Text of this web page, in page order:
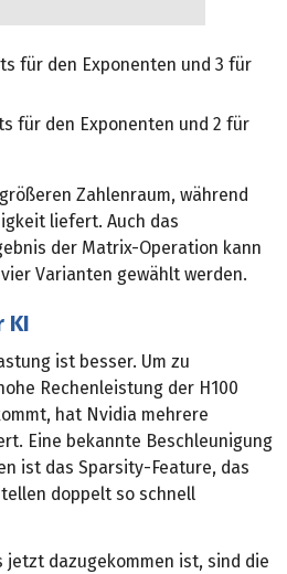
für den Exponenten und 3 für
für den Exponenten und 2 für
Zahlenraum, während
liefert. Auch das
der Matrix-Operation kann
Varianten gewählt werden.
KI
ist besser. Um zu
Rechenleistung der H100
hat Nvidia mehrere
Eine bekannte Beschleunigung
ist das Sparsity-Feature, das
doppelt so schnell
jetzt dazugekommen ist, sind die